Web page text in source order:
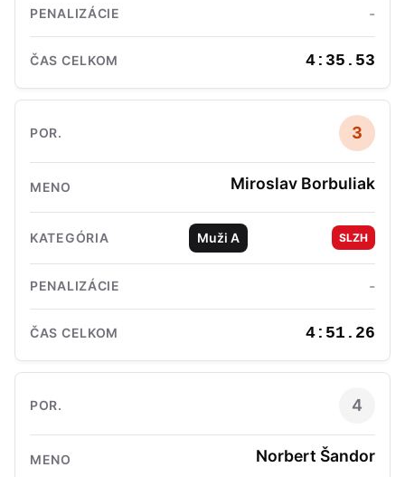
-
4:35.53
3
Miroslav Borbuliak
Muži A SLZH
-
4:51.26
4
Norbert Šandor